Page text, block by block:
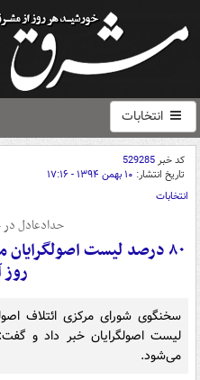
انتخابات
کد خبر529285
تاریخ انتشار: ۱۰ بهمن ۱۳۹۴ - ۱۷:۱۶
انتخابات
حدادعادل در
روز
می‌شود.